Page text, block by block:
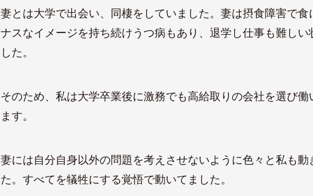
妻とは大学で出会い、同棲をしていました。妻は摂食障害で食
ナスなイメージを持ち続けうつ病もあり、退学し仕事も難しい
した。
そのため、私は大学卒業後に激務でも高給取りの会社を選び働
ます。
妻には自分自身以外の問題を考えさせないように色々と私も動
た。すべてを犠牲にする覚悟で動いてました。